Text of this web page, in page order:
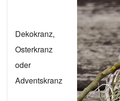
Dekokranz,
Osterkranz
oder
Adventskranz